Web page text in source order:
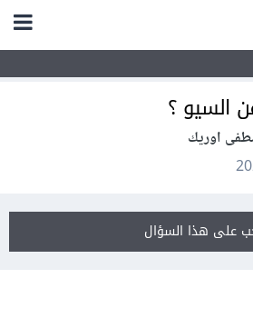
السيو ؟
اوريك
على هذا السؤال